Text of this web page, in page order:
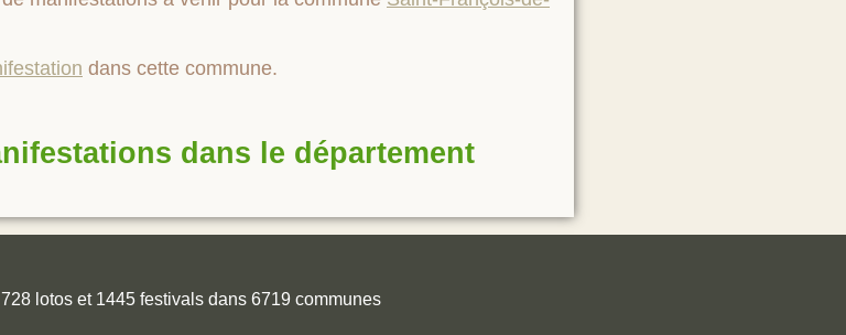
dans cette commune.
dans le département
lotos et 1445 festivals dans 6719 communes